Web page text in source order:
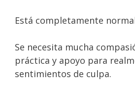
Está completamente
Se necesita mucha
práctica y apoyo para
sentimientos de culpa.